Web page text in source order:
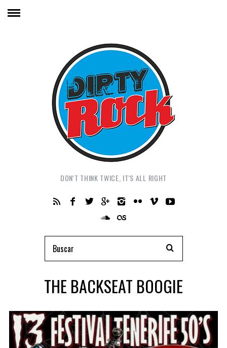
DON'T THINK TWICE, IT'S ALL RIGHT
THE BACKSEAT BOOGIE